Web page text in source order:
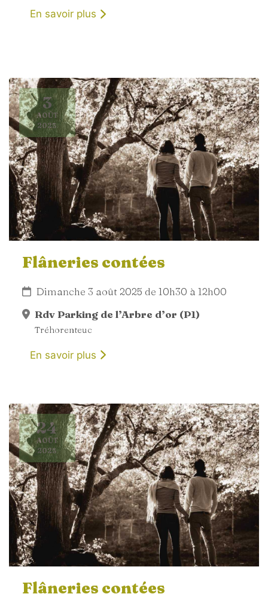
En savoir plus
3
AOÛT
2025
Flâneries contées
Dimanche 3 août 2025 de 10h30 à 12h00
Rdv Parking de l’Arbre d’or (P1)
Tréhorenteuc
En savoir plus
24
AOÛT
2025
Flâneries contées